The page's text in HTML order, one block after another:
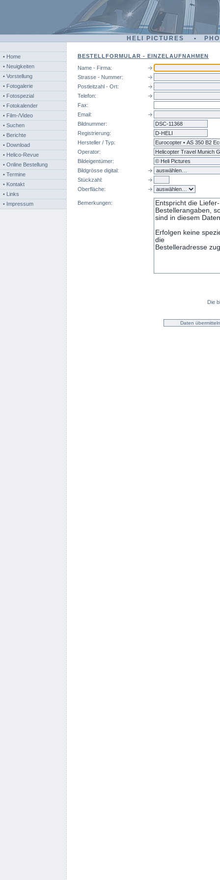
HELI PICTURES •
• Home
• Neuigkeiten
• Vorstellung
• Fotogalerie
• Fotospezial
• Fotokalender
• Film-/Video
• Suchen
• Berichte
• Download
• Helico-Revue
• Online Bestellung
• Termine
• Kontakt
• Links
• Impressum
BESTELLFORMULAR - EINZELAUFNAHMEN
Name - Firma:
Strasse - Nummer:
Postleitzahl - Ort:
Telefon:
Fax:
Email:
Bildnummer:
Registrierung:
Hersteller / Typ:
Operator:
Bildeigentümer:
Bildgrösse digital:
Stückzahl:
Oberfläche:
Bemerkungen:
Die